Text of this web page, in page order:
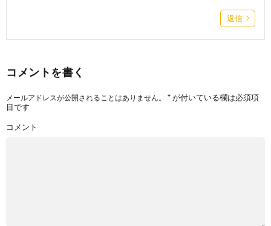
返信
コメントを書く
メールアドレスが公開されることはありません。 *が付いている欄は必須項
目です
コメント